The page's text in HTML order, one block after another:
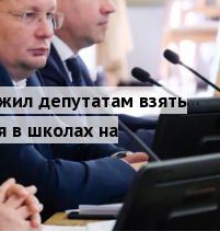
депутатам взять
в школах на